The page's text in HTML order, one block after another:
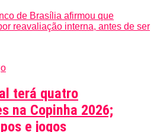
de Brasília afirmou que
reavaliação interna, antes de ser
terá quatro
na Copinha 2026;
e jogos